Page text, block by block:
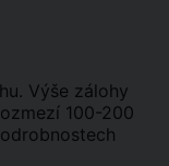
Výše zálohy
100-200